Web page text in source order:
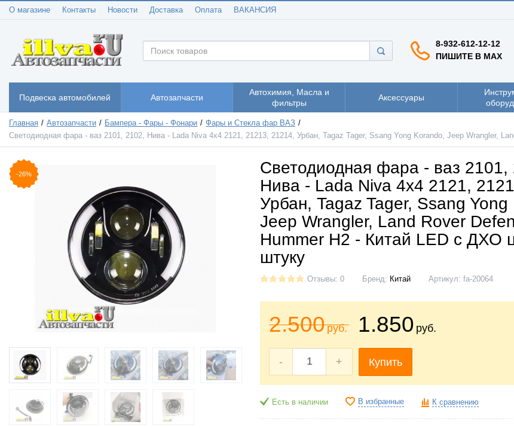
О магазине Контакты Новости Доставка Оплата ВАКАНСИЯ
8-932-612-12-12
ПИШИТЕ В MAX
Подвеска автомобилей Автозапчасти
Автохимия, Масла и
фильтры
Аксессуары
Главная Автозапчасти Бампера - Фары - Фонари
Фары и Стекла фар ВАЗ
Светодиодная фара - ваз 2101, 2102, Нива - Lada Niva 4x4 2121, 21213, 21214, Урбан, Tagaz Tager, Ssang Yong Korando, Jeep Wrangler,
-26%
Светодиодная фара - ваз 2101,
Нива - Lada Niva 4x4 2121,
Урбан, Tagaz Tager, Ssang
Jeep Wrangler, Land Rover
Hummer H2 - Китай LED с ДХО
штуку
Отзывы: 0 Бренд: Китай Артикул: fa-20064
2.500руб. 1.850 руб.
- + Купить
Есть в наличии В избранные К сравнению